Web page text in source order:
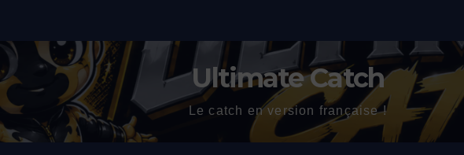
Ultimate Catch
Le catch en version française !